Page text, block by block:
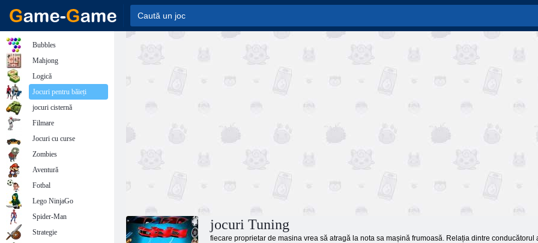
jocuri Tuning
fiecare proprietar de masina vrea să atragă la nota sa mașină frumoasă. Relația dintre
Bubbles
Mahjong
Logică
Jocuri pentru băieți
jocuri cisternă
Filmare
Jocuri cu curse
Zombies
Aventură
Fotbal
Lego NinjaGo
Spider-Man
Strategie